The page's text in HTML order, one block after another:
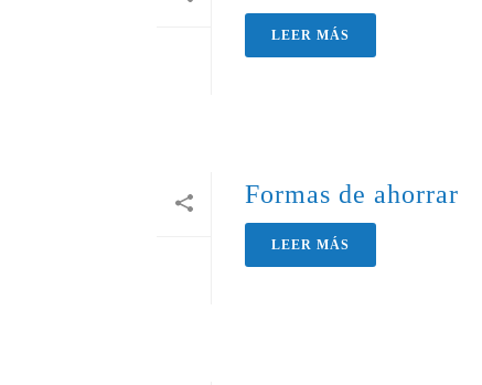
LEER MÁS
Formas de ahorrar
LEER MÁS